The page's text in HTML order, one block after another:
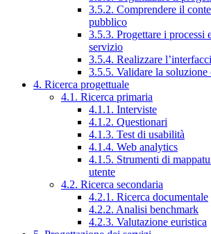
3.5.2. Comprendere il
pubblico
3.5.3. Progettare i processi
servizio
3.5.4. Realizzare
3.5.5. Validare la soluzione
4. Ricerca progettuale
4.1. Ricerca primaria
4.1.1. Interviste
4.1.2. Questionari
4.1.3. Test di usabilità
4.1.4. Web analytics
4.1.5. Strumenti di
utente
4.2. Ricerca secondaria
4.2.1. Ricerca documentale
4.2.2. Analisi benchmark
4.2.3. Valutazione euristica